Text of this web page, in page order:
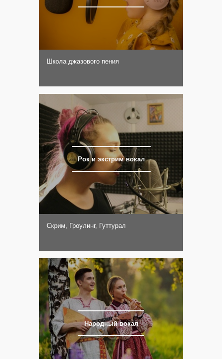
Школа джазового пения
Рок и экстрим вокал
Скрим, Гроулинг, Гуттурал
Народный вокал